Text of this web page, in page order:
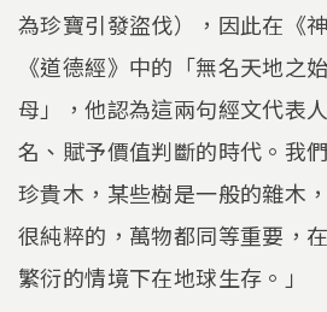
為珍寶引發盜伐），因此在《
《道德經》中的「無名天地之
母」，他認為這兩句經文代表
名、賦予價值判斷的時代。我
珍貴木，某些樹是一般的雜木
很純粹的，萬物都同等重要，
繁衍的情境下在地球生存。」